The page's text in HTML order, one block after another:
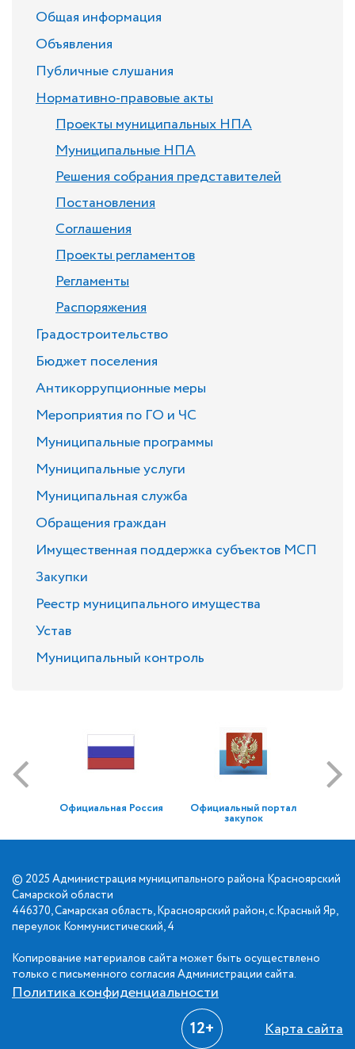
Общая информация
Объявления
Публичные слушания
Нормативно-правовые акты
Проекты муниципальных НПА
Муниципальные НПА
Решения собрания представителей
Постановления
Соглашения
Проекты регламентов
Регламенты
Распоряжения
Градостроительство
Бюджет поселения
Антикоррупционные меры
Мероприятия по ГО и ЧС
Муниципальные программы
Муниципальные услуги
Муниципальная служба
Обращения граждан
Имущественная поддержка субъектов МСП
Закупки
Реестр муниципального имущества
Устав
Муниципальный контроль
Официальная Россия Официальный портал
закупок
© 2025 Администрация муниципального района Красноярский
Самарской области
446370, Самарская область, Красноярский район, с.Красный Яр,
переулок Коммунистический, 4
Копирование материалов сайта может быть осуществлено
только с письменного согласия Администрации сайта.
Политика конфиденциальности
12+ Карта сайта